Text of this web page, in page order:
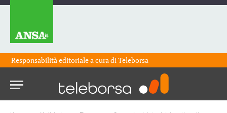
Responsabilità editoriale a cura diTeleborsa